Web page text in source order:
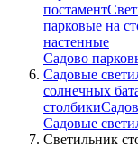
постамент
парковые на
настенные
Садово
Садовые
солнечных
столбики
Садовые
Светильник